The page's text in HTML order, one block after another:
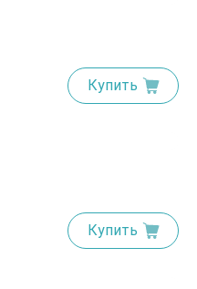
Купить
Купить